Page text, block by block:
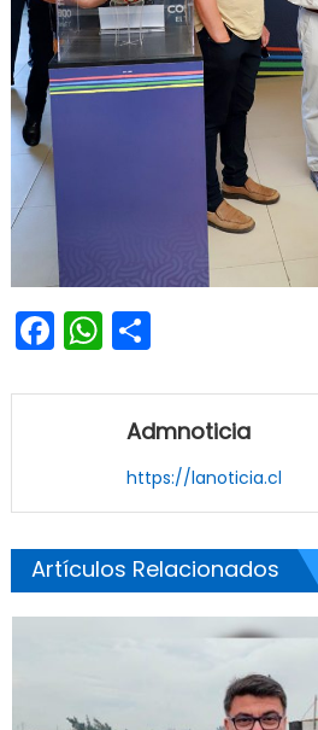
Facebook
WhatsApp
Share
Admnoticia
https://lanoticia.cl
Artículos Relacionados